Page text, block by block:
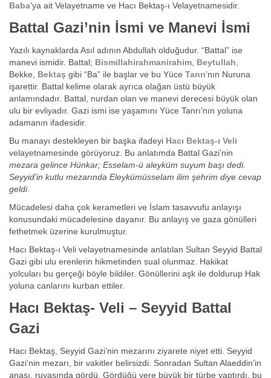
Baba’ya ait Velayetname ve Hacı Bektaş-ı Velayetnamesidir.
Battal Gazi’nin İsmi ve Manevi İsmi
Yazılı kaynaklarda Asıl adının Abdullah olduğudur. “Battal” ise
manevi ismidir. Battal; Bismillahirahmanirahim Beytullah
Bekke, Bektaş gibi “Ba” ile başlar ve bu Yüce Tanrı’nın Nuruna
işarettir. Battal kelime olarak ayrıca olağan üstü büyük
anlamındadır. Battal, nurdan olan ve manevi derecesi büyük olan
ulu bir evliyadır. Gazi ismi ise yaşamını Yüce Tanrı’nın yoluna
adamanın ifadesidir.
Bu manayı destekleyen bir başka ifadeyi Hacı Bektaş-ı Veli
velayetnamesinde görüyoruz. Bu anlatımda Battal Gazi’nin
mezara gelince Hünkar; Esselam-ü aleyküm suyum başı dedi.
Seyyid’in kutlu mezarında Eleykümüsselam ilim şehrim diye cevap
geldi.
Mücadelesi daha çok kerametleri ve İslam tasavvufu anlayışı
konusundaki mücadelesine dayanır. Bu anlayış ve gaza gönülleri
fethetmek üzerine kurulmuştur.
Hacı Bektaş-ı Veli velayetnamesinde anlatılan Sultan Seyyid Battal
Gazi gibi ulu erenlerin hikmetinden sual olunmaz. Hakikat
yolcuları bu gerçeği böyle bildiler. Gönüllerini aşk ile doldurup Hak
yoluna canlarını kurban ettiler.
Hacı Bektaş- Veli – Seyyid Battal
Gazi
Hacı Bektaş, Seyyid Gazi’nin mezarını ziyarete niyet etti. Seyyid
Gazi’nin mezarı, bir vakitler belirsizdi. Sonradan Sultan Alaeddin’in
anası, ruyasında gördü. Gördüğü yere büyük bir türbe yaptırdı, bu